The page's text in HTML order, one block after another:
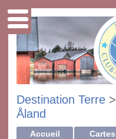
Destination Terre >
Åland
Accueil Cartes